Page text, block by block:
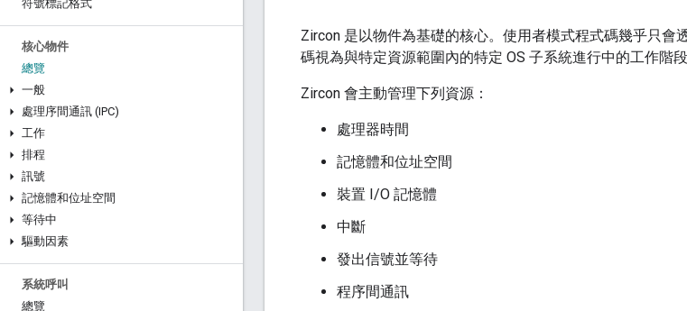
符號標記格式
核心物件
總覽
一般
處理序間通訊 (IPC)
工作
排程
訊號
記憶體和位址空間
等待中
驅動因素
系統呼叫
總覽
Zircon 是以物件為基礎的核心。使用者模式程式碼幾乎只會
碼視為與特定資源範圍內的特定 OS 子系統進行中的工作階段
Zircon 會主動管理下列資源：
處理器時間
記憶體和位址空間
裝置 I/O 記憶體
中斷
發出信號並等待
程序間通訊